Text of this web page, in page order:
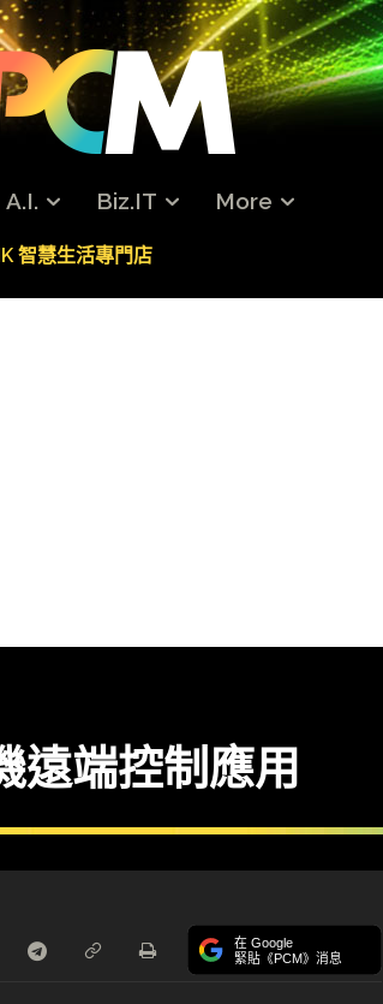
A.I. Biz.IT More
智慧生活專門店
遠端控制應用
在 Google
緊貼《PCM》消息